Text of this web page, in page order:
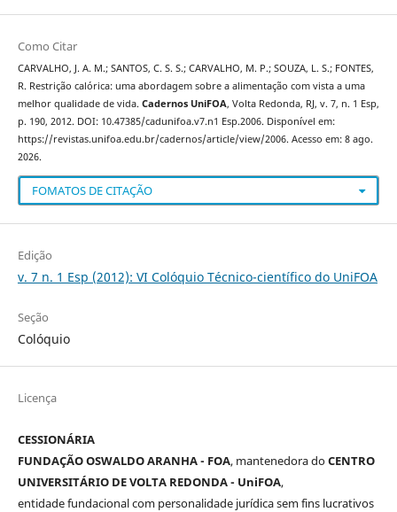
Como Citar
CARVALHO, J. A. M.; SANTOS, C. S. S.; CARVALHO, M. P.; SOUZA, L. S.; FONTES,
R. Restrição calórica: uma abordagem sobre a alimentação com vista a uma
melhor qualidade de vida. Cadernos UniFOA, Volta Redonda, RJ, v. 7, n. 1 Esp,
p. 190, 2012. DOI: 10.47385/cadunifoa.v7.n1 Esp.2006. Disponível em:
https://revistas.unifoa.edu.br/cadernos/article/view/2006. Acesso em: 8 ago.
2026.
FOMATOS DE CITAÇÃO
Edição
v. 7 n. 1 Esp (2012): VI Colóquio Técnico-científico do UniFOA
Seção
Colóquio
Licença
CESSIONÁRIA
FUNDAÇÃO OSWALDO ARANHA - FOA, mantenedora doCENTRO
UNIVERSITÁRIO DE VOLTA REDONDA - UniFOA,
entidade fundacional com personalidade jurídica sem fins lucrativos